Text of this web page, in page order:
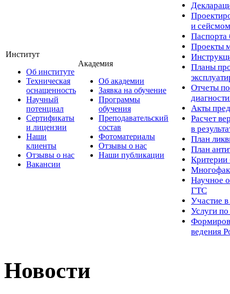
Институт
Об институте
Техническая
оснащенность
Научный
потенциал
Сертификаты
и лицензии
Наши
клиенты
Отзывы о нас
Вакансии
Академия
Об академии
Заявка на обучение
Программы
обучения
Преподавательский
состав
Фотоматериалы
Отзывы о нас
Наши публикации
и
Паспорта
Проекты
Планы
Отчеты по
Акты
Расчет
в
План
План
Критерии
Научное
ГТС
Участие
Услуги
ведения
Новости